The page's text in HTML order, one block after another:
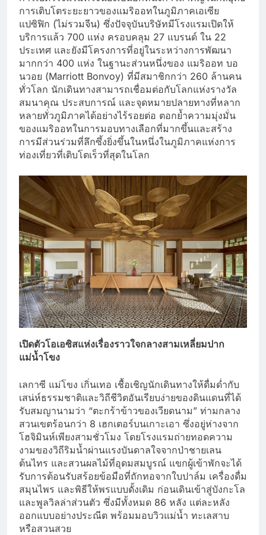
การเติบโตระยะยาวของแมริออทในภูมิภาคเอเซีย
แปซิฟิก (ไม่รวมจีน) ซึ่งปัจจุบันบริษัทมีโรงแรมเปิดให้
บริการแล้ว 700 แห่ง ครอบคลุม 27 แบรนด์ ใน 22
ประเทศ และยังมีโครงการที่อยู่ในระหว่างการพัฒนา
มากกว่า 400 แห่ง ในฐานะส่วนหนึ่งของ แมริออท บอ
นวอย (Marriott Bonvoy) ที่มีสมาชิกกว่า 260 ล้านคน
ทั่วโลก นักเดินทางสามารถเชื่อมต่อกับโลกแห่งรางวัล
สมนาคุณ ประสบการณ์ และจุดหมายปลายทางที่หลาก
หลายทั่วภูมิภาคได้อย่างไร้รอยต่อ ตอกย้ำความมุ่งมั่น
ของแมริออทในการมอบทางเลือกที่มากขึ้นและสร้าง
การมีส่วนร่วมที่ลึกซึ้งยิ่งขึ้นในหนึ่งในภูมิภาคแห่งการ
ท่องเที่ยวที่เติบโตเร็วที่สุดในโลก
เปิดตัวโอเอซิสแห่งเรื่องราวใจกลางสามเหลี่ยมปาก
แม่น้ำโขง
เลกาซี แม่โขง เกิ่นเทอ เชื้อเชิญนักเดินทางให้ดื่มด่ำกับ
เสน่ห์ธรรมชาติและวิถีชีวิตอันเรียบง่ายของดินแดนที่ได้
รับสมญานามว่า “ตะกร้าข้าวของเวียดนาม” ท่ามกลาง
สวนเขตร้อนกว่า 8 เฮกเตอร์บนเกาะเอา ซึ่งอยู่ห่างจาก
โฮจิมินห์เพียงสามชั่วโมง โดยโรงแรมถ่ายทอดความ
งามของวิถีริมน้ำผ่านแรงบันดาลใจจากป่าชายเลน
ต้นไทร และสวนผลไม้ที่อุดมสมบูรณ์ แขกผู้เข้าพักจะได้
รับการต้อนรับสร้อยข้อมือที่ถักทอจากใบปาล์ม เครื่องดื่ม
สมุนไพร และพิธีให้พรแบบดั้งเดิม ก่อนเดินเข้าสู่บังกะโล
และพูลวิลล่าส่วนตัว ซึ่งมีทั้งหมด 86 หลัง แต่ละหลัง
ออกแบบอย่างประณีต พร้อมมอบวิวแม่น้ำ ทะเลสาบ
หรือสวนสวย